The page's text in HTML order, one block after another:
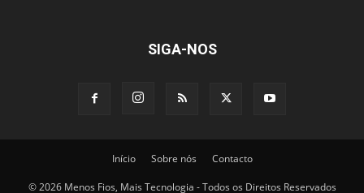
SIGA-NOS
Início Sobre nós Contacto
© 2026 Menos Fios, Mais Tecnologia - Todos os Direitos Reservados